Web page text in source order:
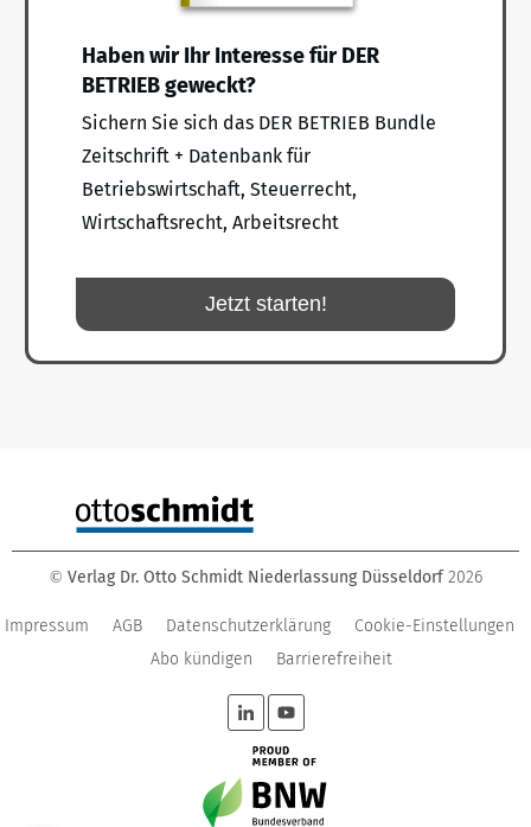
Haben wir Ihr Interesse für DER
BETRIEB geweckt?
Sichern Sie sich das DER BETRIEB Bundle
Zeitschrift + Datenbank für
Betriebswirtschaft, Steuerrecht,
Wirtschaftsrecht, Arbeitsrecht
Jetzt starten!
© Verlag Dr. Otto Schmidt Niederlassung Düsseldorf 2026
Impressum AGB Datenschutzerklärung
Cookie-Einstellungen
Abo kündigen
Barrierefreiheit